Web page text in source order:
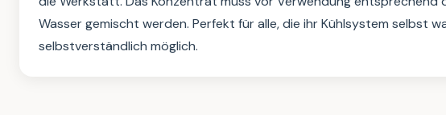
Wasser gemischt werden. Perfekt für alle, die ihr Kühlsystem selbst
selbstverständlich möglich.